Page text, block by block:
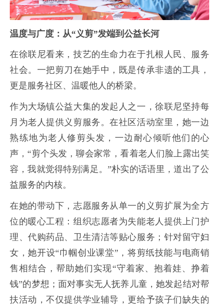
温度与广度：从“义剪”发端到公益长河
在徐联尼看来，技艺的生命力在于扎根人民、服务
社会。一把剪刀在她手中，既是传承非遗的工具，
更是服务社区、温暖他人的桥梁。
作为大场镇公益大集的发起人之一，徐联尼坚持每
月为老人提供义剪服务。在社区活动室里，她一边
熟练地为老人修剪头发，一边耐心倾听他们的心
声，“剪个头发，聊会家常，看着老人们脸上露出笑
容，我就觉得特别满足。”朴实的话语里，道出了公
益服务的内核。
在她的带动下，志愿服务从单一的义剪扩展为全方
位的暖心工程：组织志愿者为失能老人提供上门护
理、代购药品、卫生清洁等贴心服务；针对留守妇
女，她开设“巾帼创业课堂”，将剪纸技能与电商销
售相结合，帮助她们实现“守着家、抱着娃、挣着
钱”的梦想；面对事实无人抚养儿童，她发起结对帮
扶活动，不仅提供学业辅导，更给予孩子们缺失的